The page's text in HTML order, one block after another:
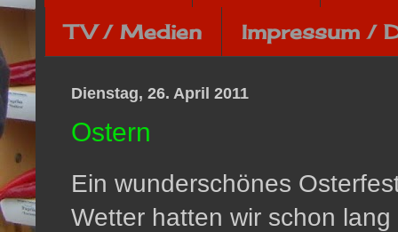
TV / Medien Impressum /
Dienstag, 26. April 2011
Ostern
Ein wunderschönes
Wetter hatten wir schon